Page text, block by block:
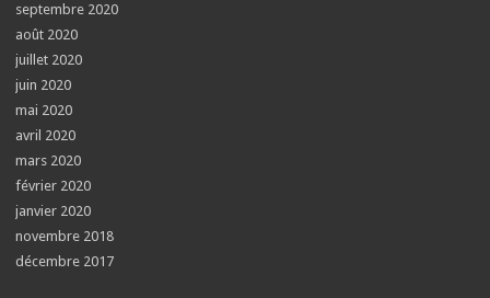
septembre 2020
août 2020
juillet 2020
juin 2020
mai 2020
avril 2020
mars 2020
février 2020
janvier 2020
novembre 2018
décembre 2017